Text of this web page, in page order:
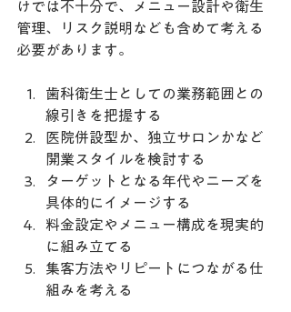
けでは不十分で、メニュー設計や衛生
管理、リスク説明なども含めて考える
必要があります。
歯科衛生士としての業務範囲との
線引きを把握する
医院併設型か、独立サロンかなど
開業スタイルを検討する
ターゲットとなる年代やニーズを
具体的にイメージする
料金設定やメニュー構成を現実的
に組み立てる
集客方法やリピートにつながる仕
組みを考える